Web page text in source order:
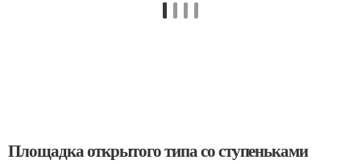
Площадка открытого типа со ступеньками